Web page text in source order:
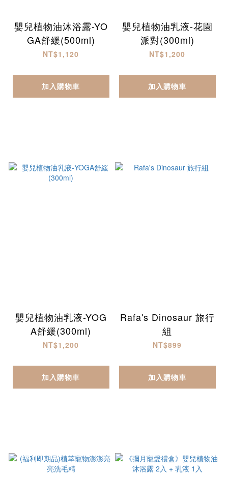
嬰兒植物油沐浴露-YO
GA舒緩(500ml)
NT$1,120
加入購物車
嬰兒植物油乳液-花園
派對(300ml)
NT$1,200
加入購物車
嬰兒植物油乳液-YOG
A舒緩(300ml)
NT$1,200
加入購物車
Rafa's Dinosaur 旅行
組
NT$899
加入購物車